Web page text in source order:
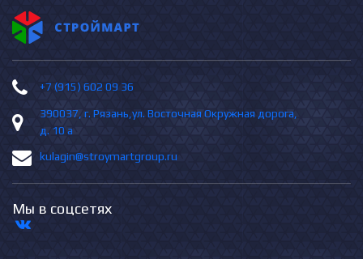
+7 (915) 602 09 36
390037, г. Рязань,ул. Восточная Окружная дорога,
д. 10 а
kulagin@stroymartgroup.ru
Мы в соцсетях